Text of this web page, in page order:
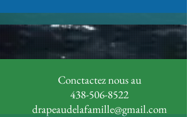
Conctactez nous au
438-506-8522
drapeaudelafamille@gmail.com